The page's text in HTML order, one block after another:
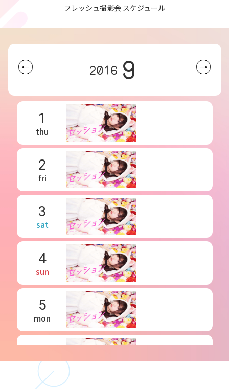
フレッシュ撮影会 スケジュール
2016 9
1
thu
2
fri
3
sat
4
sun
5
mon
tue